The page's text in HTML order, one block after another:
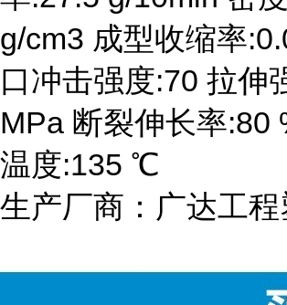
g/cm3 成型收缩率
口冲击强度:70 拉伸
MPa 断裂伸长率:80
温度:135 ℃
生产厂商：广达工